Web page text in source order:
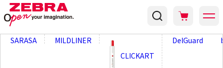
SARASA
MILDLINER
CLICKART
DelGuard